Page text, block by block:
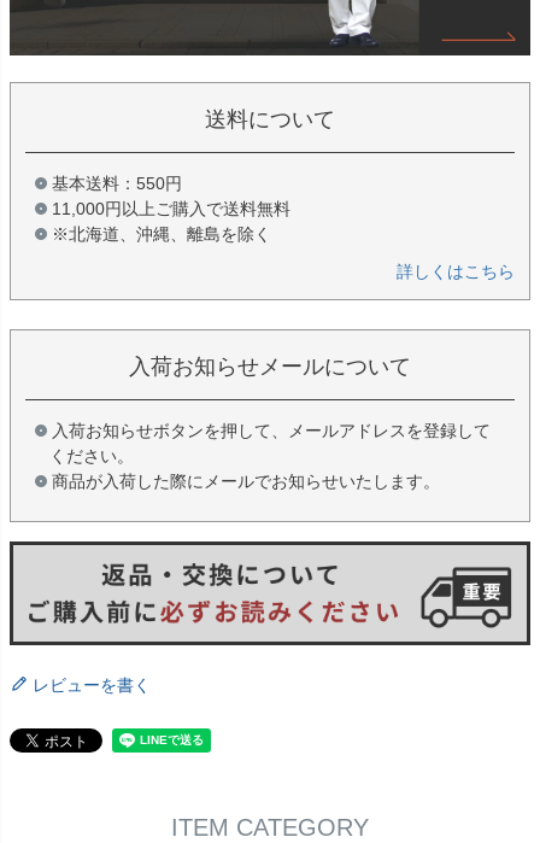
送料について
基本送料：550円
11,000円以上ご購入で送料無料
※北海道、沖縄、離島を除く
詳しくはこちら
入荷お知らせメールについて
入荷お知らせボタンを押して、メールアドレスを登録して
ください。
商品が入荷した際にメールでお知らせいたします。
レビューを書く
ITEM CATEGORY